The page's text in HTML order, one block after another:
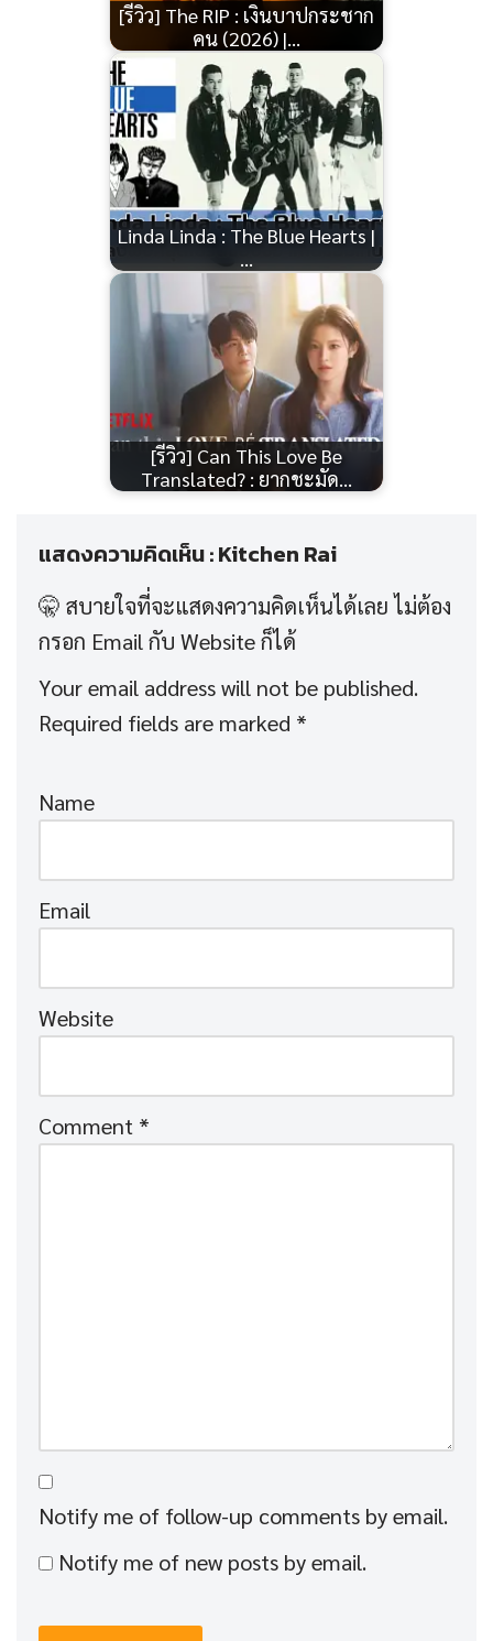
[รีวิว] The RIP : เงินบาปกระชาก
คน (2026) |…
Linda Linda : The Blue Hearts |
…
[รีวิว] Can This Love Be
Translated? : ยากชะมัด…
แสดงความคิดเห็น : Kitchen Rai
Your email address will not be published.
Required fields are marked *
Name
Email
Website
Comment *
Notify me of follow-up comments by email.
Notify me of new posts by email.